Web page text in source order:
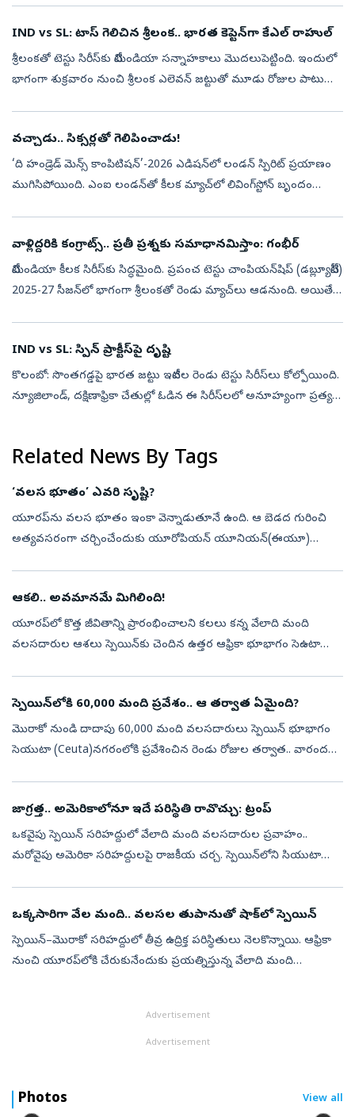
IND vs SL: టాస్‌ గెలిచిన శ్రీలంక.. భారత కెప్టెన్‌గా కేఎల్‌ రాహుల్‌
శ్రీలంకతో టెస్టు సిరీస్‌కు టీమిండియా సన్నాహకాలు మొదలుపెట్టింది. ఇందులో
భాగంగా శుక్రవారం నుంచి శ్రీలంక ఎలెవన్‌ జట్టుతో మూడు రోజుల పాటు
వచ్చాడు.. సిక్సర్లతో గెలిపించాడు!
‘ది హండ్రెడ్‌ మెన్స్‌ కాంపిటిషన్‌’-2026 ఎడిషన్‌లో లండన్‌ స్పిరిట్‌ ప్రయాణం
ముగిసిపోయింది. ఎంఐ లండన్‌తో కీలక మ్యాచ్‌లో లివింగ్‌స్టోన్‌ బృందం
వాళ్లిద్దరికి కంగ్రాట్స్‌.. ప్రతీ ప్రశ్నకు సమాధానమిస్తాం: గంభీర్‌
టీమిండియా కీలక సిరీస్‌కు సిద్ధమైంది. ప్రపంచ టెస్టు చాంపియన్‌షిప్‌ (డబ్ల్యూటీసీ)
2025-27 సీజన్‌లో భాగంగా శ్రీలంకతో రెండు మ్యాచ్‌లు ఆడనుంది. అయితే,
IND vs SL: స్పిన్‌ ప్రాక్టీస్‌పై దృష్టి
కొలంబో: సొంతగడ్డపై భారత జట్టు ఇటీవల రెండు టెస్టు సిరీస్‌లు కోల్పోయింది.
న్యూజిలాండ్, దక్షిణాఫ్రికా చేతుల్లో ఓడిన ఈ సిరీస్‌లలో అనూహ్యంగా ప్రత్యర్థి
Related News By Tags
‘వలస భూతం’ ఎవరి సృష్టి?
యూరప్‌ను వలస భూతం ఇంకా వెన్నాడుతూనే ఉంది. ఆ బెడద గురించి
అత్యవసరంగా చర్చించేందుకు యూరోపియన్‌ యూనియన్‌(ఈయూ)
ఆకలి.. అవమానమే మిగిలింది!
యూరప్‌లో కొత్త జీవితాన్ని ప్రారంభించాలని కలలు కన్న వేలాది మంది
వలసదారుల ఆశలు స్పెయిన్‌కు చెందిన ఉత్తర ఆఫ్రికా భూభాగం సెఉటా
స్పెయిన్‌లోకి 60,000 మంది ప్రవేశం.. ఆ తర్వాత ఏమైంది?
మొరాకో నుండి దాదాపు 60,000 మంది వలసదారులు స్పెయిన్‌ భూభాగం
సెయుటా (Ceuta)నగరంలోకి ప్రవేశించిన రెండు రోజుల తర్వాత.. వారందరూ
జాగ్రత్త.. అమెరికాలోనూ ఇదే పరిస్థితి రావొచ్చు: ట్రంప్‌
ఒకవైపు స్పెయిన్‌ సరిహద్దులో వేలాది మంది వలసదారుల ప్రవాహం..
మరోవైపు అమెరికా సరిహద్దులపై రాజకీయ చర్చ. స్పెయిన్‌లోని సియుటా
ఒక్కసారిగా వేల మంది.. వలసల తుపానుతో షాక్‌లో స్పెయిన్‌
స్పెయిన్‌–మొరాకో సరిహద్దులో తీవ్ర ఉద్రిక్త పరిస్థితులు నెలకొన్నాయి. ఆఫ్రికా
నుంచి యూరప్‌లోకి చేరుకునేందుకు ప్రయత్నిస్తున్న వేలాది మంది
Advertisement
Advertisement
Photos View all